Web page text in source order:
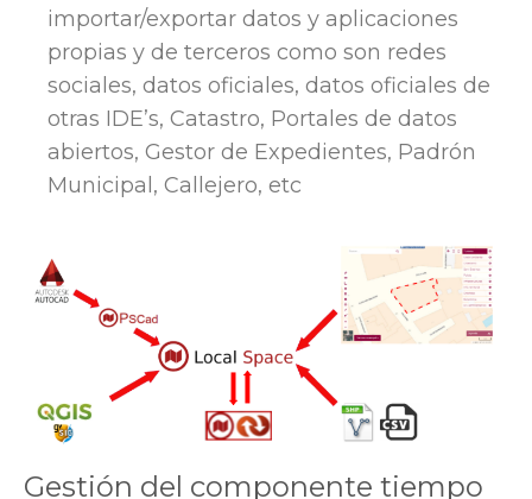
importar/exportar datos y aplicaciones
propias y de terceros como son redes
sociales, datos oficiales, datos oficiales de
otras IDE’s, Catastro, Portales de datos
abiertos, Gestor de Expedientes, Padrón
Municipal, Callejero, etc
Gestión del componente tiempo